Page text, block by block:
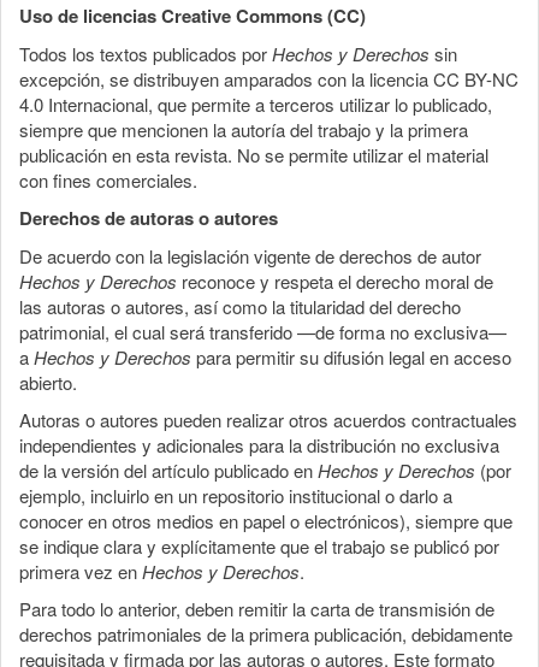
Uso de licencias Creative Commons (CC)
Todos los textos publicados porHechos y Derechos sin
excepción, se distribuyen amparados con la licencia CC BY-NC
4.0 Internacional, que permite a terceros utilizar lo publicado,
siempre que mencionen la autoría del trabajo y la primera
publicación en esta revista. No se permite utilizar el material
con fines comerciales.
Derechos de autoras o autores
De acuerdo con la legislación vigente de derechos de autor
Hechos y Derechos reconoce y respeta el derecho moral de
las autoras o autores, así como la titularidad del derecho
patrimonial, el cual será transferido —de forma no exclusiva—
aHechos y Derechos para permitir su difusión legal en acceso
abierto.
Autoras o autores pueden realizar otros acuerdos contractuales
independientes y adicionales para la distribución no exclusiva
de la versión del artículo publicado enHechos y Derechos (por
ejemplo, incluirlo en un repositorio institucional o darlo a
conocer en otros medios en papel o electrónicos), siempre que
se indique clara y explícitamente que el trabajo se publicó por
primera vez enHechos y Derechos.
Para todo lo anterior, deben remitir la carta de transmisión de
derechos patrimoniales de la primera publicación, debidamente
requisitada y firmada por las autoras o autores. Este formato